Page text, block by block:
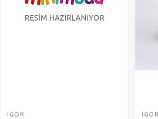
İGOR İGOR